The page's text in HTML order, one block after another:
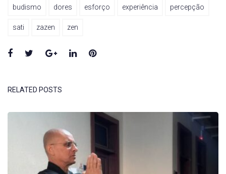
budismo dores esforço experiência percepção
sati zazen zen
Facebook
TwitterGoogle+LinkedInPinterest
RELATED POSTS